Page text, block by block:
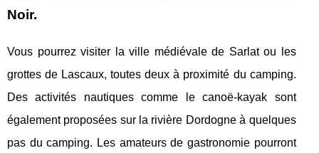
Noir.
Vous pourrez visiter la ville médiévale de Sarlat ou les
grottes de Lascaux, toutes deux à proximité du camping.
Des activités nautiques comme le canoë-kayak sont
également proposées sur la rivière Dordogne à quelques
pas du camping. Les amateurs de gastronomie pourront